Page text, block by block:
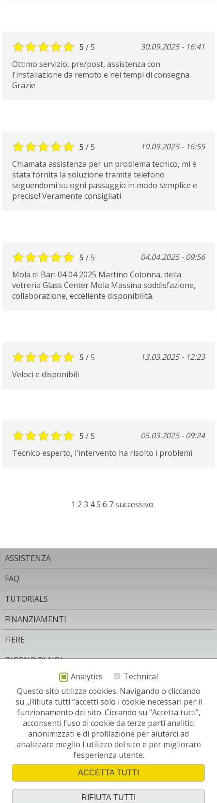
30.09.2025 - 16:41
5 / 5
Ottimo servizio, pre/post, assistenza con
l'installazione da remoto e nei tempi di consegna.
Grazie
10.09.2025 - 16:55
5 / 5
Chiamata assistenza per un problema tecnico, mi è
stata fornita la soluzione tramite telefono
seguendomi su ogni passaggio in modo semplice e
preciso! Veramente consigliati
04.04.2025 - 09:56
5 / 5
Mola di Bari 04 04 2025 Martino Colonna, della
vetreria Glass Center Mola Massina soddisfazione,
collaborazione, eccellente disponibilità.
13.03.2025 - 12:23
5 / 5
Veloci e disponibili
05.03.2025 - 09:24
5 / 5
Tecnico esperto, l'intervento ha risolto i problemi.
1 2 3 45 6 7successivo
ASSISTENZA
FAQ
TUTORIALS
FINANZIAMENTI
FIERE
DICONO DI NOI
CONTATTO
NEWSLETTER
SITI RELEVANTI:
Analytics
Technical
Questo sito utilizza cookies. Navigando o cliccando
su „Rifiuta tutti “accetti solo i cookie necessari per il
funzionamento del sito. Ciccando su “Accetta tutti”,
acconsenti l’uso di cookie da terze parti analitici
anonimizzati e di profilazione per aiutarci ad
analizzare meglio l'utilizzo del sito e per migliorare
l’esperienza utente.
ACCETTA TUTTI
RIFIUTA TUTTI